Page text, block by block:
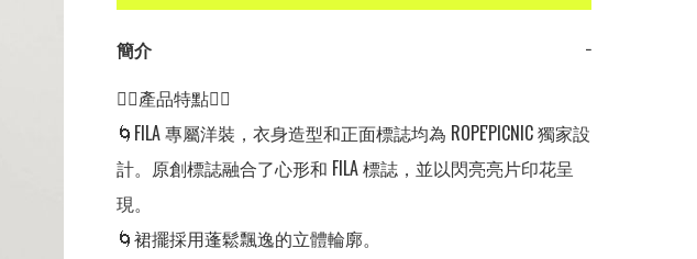
簡介
−
👍🏻產品特點👍🏻
🌀FILA 專屬洋裝，衣身造型和正面標誌均為 ROPE'PICNIC 獨家設
計。原創標誌融合了心形和 FILA 標誌，並以閃亮亮片印花呈
現。
🌀裙擺採用蓬鬆飄逸的立體輪廓。